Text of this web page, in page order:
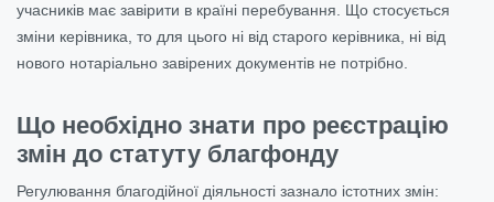
учасників має завірити в країні перебування. Що стосується
зміни керівника, то для цього ні від старого керівника, ні від
нового нотаріально завірених документів не потрібно.
Що необхідно знати про реєстрацію
змін до статуту благфонду
Регулювання благодійної діяльності зазнало істотних змін: